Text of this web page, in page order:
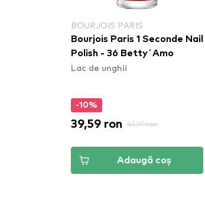
BOURJOIS PARIS
Bourjois Paris 1 Seconde Nail
Polish - 36 Betty´Amo
Lac de unghii
-10%
39,59 ron 43,99 ron
Adaugă coș